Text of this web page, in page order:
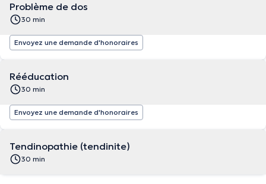
Problème de dos
30 min
Envoyez une demande d'honoraires
Rééducation
30 min
Envoyez une demande d'honoraires
Tendinopathie (tendinite)
30 min